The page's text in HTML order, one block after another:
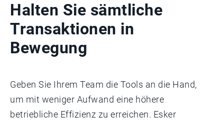
Halten Sie sämtliche
Transaktionen in
Bewegung
Geben Sie Ihrem Team die Tools an die Hand,
um mit weniger Aufwand eine höhere
betriebliche Effizienz zu erreichen. Esker